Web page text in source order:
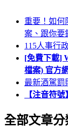
重要！如何
案、跟你要
115人事行
[免費下載]
檔案) 官方
最新酒駕罰
【注音符
全部文章分